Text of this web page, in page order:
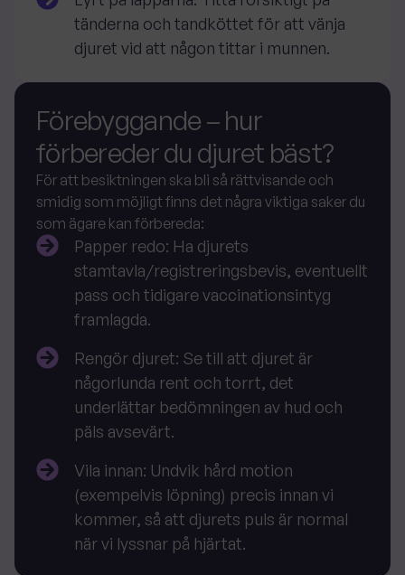
tänderna och tandköttet för att vänja
djuret vid att någon tittar i munnen.
Förebyggande – hur
förbereder du djuret bäst?
För att besiktningen ska bli så rättvisande och
smidig som möjligt finns det några viktiga saker du
som ägare kan förbereda:
Papper redo: Ha djurets
stamtavla/registreringsbevis, eventuellt
pass och tidigare vaccinationsintyg
framlagda.
Rengör djuret: Se till att djuret är
någorlunda rent och torrt, det
underlättar bedömningen av hud och
päls avsevärt.
Vila innan: Undvik hård motion
(exempelvis löpning) precis innan vi
kommer, så att djurets puls är normal
när vi lyssnar på hjärtat.